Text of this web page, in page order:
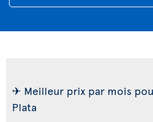
✈ Meilleur prix par mois
Plata